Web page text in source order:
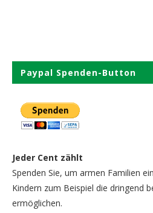
Paypal Spenden-Button
Jeder Cent zählt
Spenden Sie, um armen Familien
Kindern zum Beispiel die dringend
ermöglichen.